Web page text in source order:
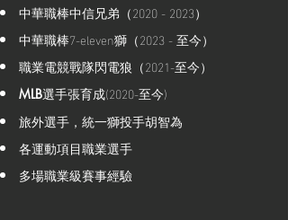
中華職棒中信兄弟（2020 - 2023）
中華職棒7-eleven獅（2023 - 至今）
職業電競戰隊閃電狼（2021-至今）
MLB選手張育成(2020-至今)
旅外選手，統一獅投手胡智為
各運動項目職業選手
多場職業級賽事經驗